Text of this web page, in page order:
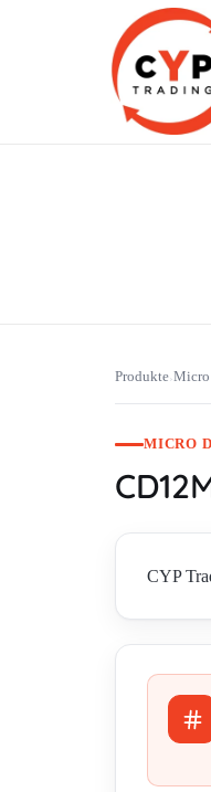
Produkte›Micro
MICRO
CYP